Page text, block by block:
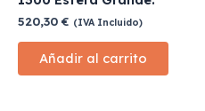
520,30 € (IVA Incluido)
Añadir al carrito